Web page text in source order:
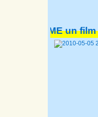
un film qui